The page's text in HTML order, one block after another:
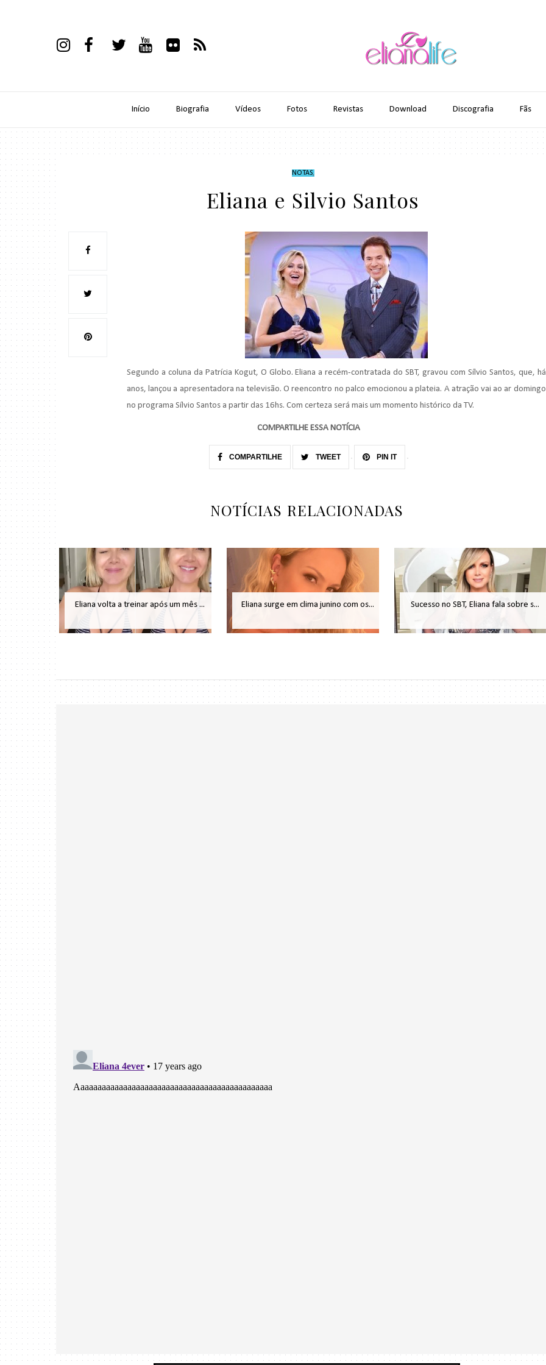
Início Biografia Vídeos Fotos Revistas Download Discografia Fãs
NOTAS,
Eliana e Silvio Santos
Segundo a coluna da Patrícia Kogut, O Globo. Eliana arecém-contratada doSBT, gravou com Sílvio Santos, que, há
anos, lançou a apresentadora na televisão. O reencontro no palco emocionou a plateia. A atração vai ao ar domingo
no programaSílvio Santos a partir das 16hs. Com certeza será mais um momento histórico da TV.
COMPARTILHE ESSA NOTÍCIA
COMPARTILHE TWEET PIN IT
NOTÍCIAS RELACIONADAS
Eliana volta a treinar após um mês ... Eliana surge em clima junino com os... Sucesso no SBT, Eliana fala sobre s...